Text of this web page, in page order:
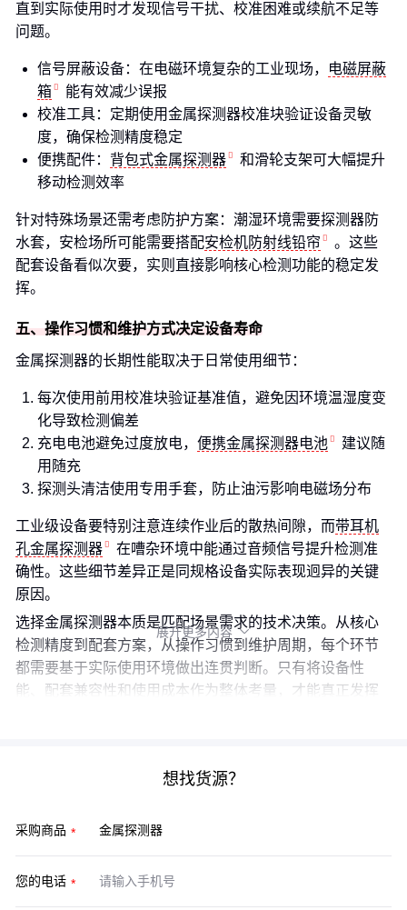
直到实际使用时才发现信号干扰、校准困难或续航不足等
问题。
信号屏蔽设备：在电磁环境复杂的工业现场，
电磁屏蔽
箱
能有效减少误报
校准工具：定期使用金属探测器校准块验证设备灵敏
度，确保检测精度稳定
便携配件： 背包式金属探测器
和滑轮支架可大幅提升
移动检测效率
针对特殊场景还需考虑防护方案：潮湿环境需要探测器防
水套，安检场所可能需要搭配安检机防射线铅帘
。这些
配套设备看似次要，实则直接影响核心检测功能的稳定发
挥。
五、操作习惯和维护方式决定设备寿命
金属探测器的长期性能取决于日常使用细节：
每次使用前用校准块验证基准值，避免因环境温湿度变
化导致检测偏差
充电电池避免过度放电， 便携金属探测器电池
建议随
用随充
探测头清洁使用专用手套，防止油污影响电磁场分布
工业级设备要特别注意连续作业后的散热间隙，而带耳机
孔金属探测器
在嘈杂环境中能通过音频信号提升检测准
确性。这些细节差异正是同规格设备实际表现迥异的关键
原因。
选择金属探测器本质是匹配场景需求的技术决策。从核心
检测精度到配套方案，从操作习惯到维护周期，每个环节
都需要基于实际使用环境做出连贯判断。只有将设备性
能、配套兼容性和使用成本作为整体考量，才能真正发挥
展开更多内容 
想找货源？
采购商品
您的电话